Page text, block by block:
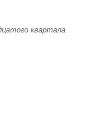
квартала